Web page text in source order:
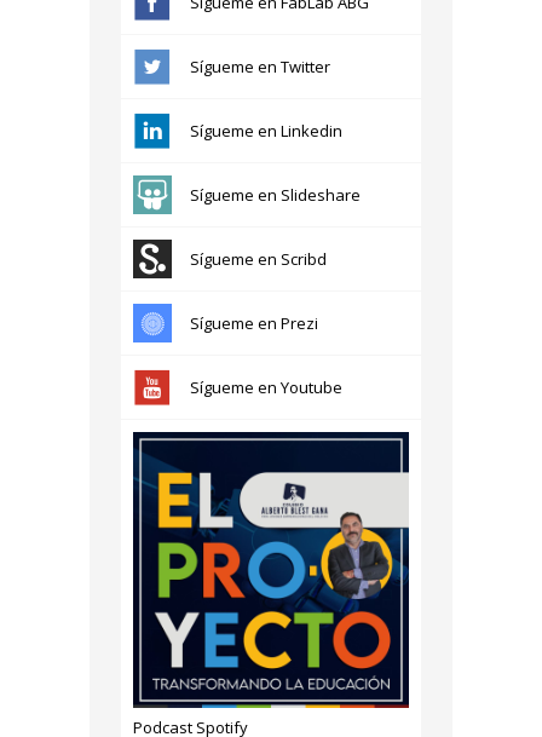
Sígueme en Twitter
Sígueme en Linkedin
Sígueme en Slideshare
Sígueme en Scribd
Sígueme en Prezi
Sígueme en Youtube
Podcast Spotify